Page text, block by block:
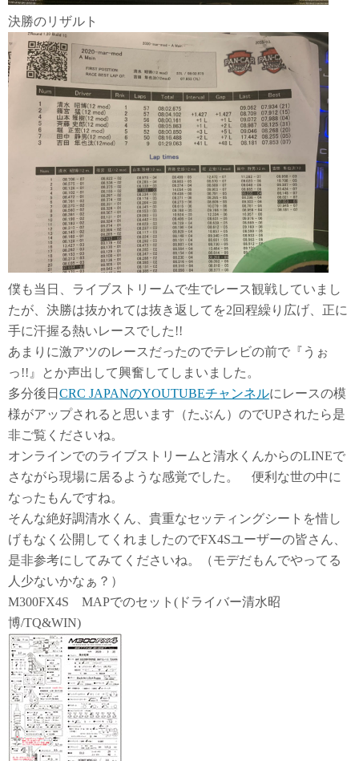
決勝のリザルト
僕も当日、ライブストリームで生でレース観戦していまし
たが、決勝は抜かれては抜き返してを2回程繰り広げ、正に
手に汗握る熱いレースでした!!
あまりに激アツのレースだったのでテレビの前で『うぉ
っ!!』とか声出して興奮してしまいました。
多分後日 CRC JAPANのYOUTUBEチャンネルにレースの模
様がアップされると思います（たぶん）のでUPされたら是
非ご覧くださいね。
オンラインでのライブストリームと清水くんからのLINEで
さながら現場に居るような感覚でした。 便利な世の中に
なったもんですね。
そんな絶好調清水くん、貴重なセッティングシートを惜し
げもなく公開してくれましたのでFX4Sユーザーの皆さん、
是非参考にしてみてくださいね。（モデだもんでやってる
人少ないかなぁ？）
M300FX4S MAPでのセット(ドライバー清水昭
博/TQ&WIN)